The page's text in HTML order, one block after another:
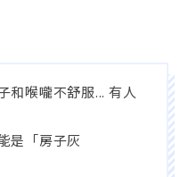
和喉嚨不舒服... 有人
是「房子灰